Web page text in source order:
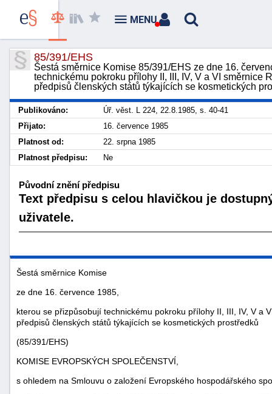
85/391/EHS
Šestá směrnice Komise 85/391/EHS ze dne 16.
technickému pokroku přílohy II, III, IV, V a VI směrnice
předpisů členských států týkajících se kosmetických
Publikováno:
Úř. věst. L 224, 22.8.1985, s. 40-41
Přijato:
16. července 1985
Platnost od:
22. srpna 1985
Platnost předpisu:
Ne
Původní znění předpisu
Text předpisu s celou hlavičkou je
uživatele.
Šestá směrnice Komise
ze dne 16. července 1985,
kterou se přizpůsobují technickému pokroku přílohy II, III, IV, V a
předpisů členských států týkajících se kosmetických prostředků
(85/391/EHS)
KOMISE EVROPSKÝCH SPOLEČENSTVÍ,
s ohledem na Smlouvu o založení Evropského hospodářského
MENU